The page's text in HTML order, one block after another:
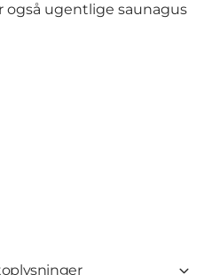
også ugentlige saunagus